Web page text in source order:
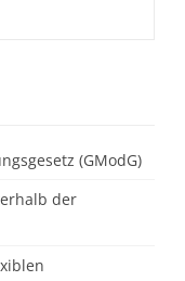
(GModG)
der